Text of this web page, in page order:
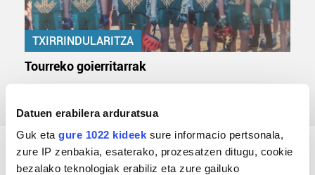
Datuen erabilera arduratsua
Guk eta gure 1022 kideek sure informacio pertsonala,
zure IP zenbakia, esaterako, prozesatzen ditugu, cookie
bezalako teknologiak erabiliz eta zure gailuko
TXIRRINDULARITZA
Tourreko goierritarrak
KIROLA